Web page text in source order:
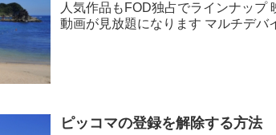
人気作品もFOD独占でラインナップ
動画が見放題になります マルチデバ
ピッコマの登録を解除する方法